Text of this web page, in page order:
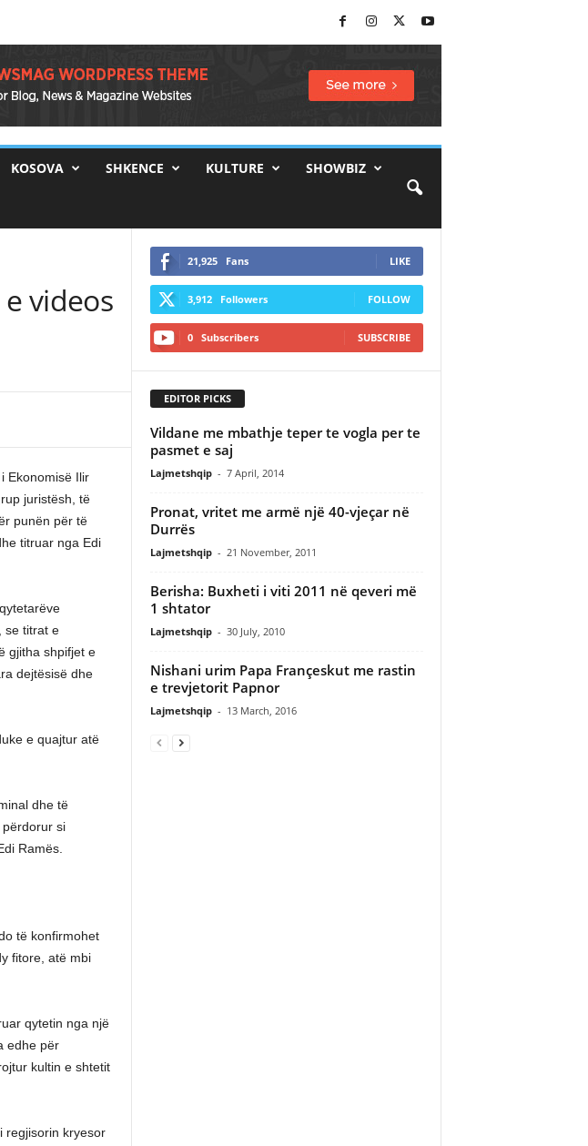
KOSOVA SHKENCE KULTURE SHOWBIZ
videos
Ekonomisë Ilir
juristësh, të
punën për të
titruar nga Edi
se titrat e
gjitha shpifjet e
dejtësisë dhe
e quajtur atë
dhe të
si
Ramës.
të konfirmohet
fitore, atë mbi
qytetin nga një
edhe për
kultin e shtetit
regjisorin kryesor
21,925 Fans LIKE
3,912 Followers FOLLOW
0 Subscribers SUBSCRIBE
EDITOR PICKS
Vildane me mbathje teper te vogla per te
pasmet e saj
Lajmetshqip - 7 April, 2014
Pronat, vritet me armë një 40-vjeçar në
Durrës
Lajmetshqip - 21 November, 2011
Berisha: Buxheti i viti 2011 në qeveri më
1 shtator
Lajmetshqip - 30 July, 2010
Nishani urim Papa Françeskut me rastin
e trevjetorit Papnor
Lajmetshqip - 13 March, 2016